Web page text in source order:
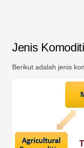
Jenis Komoditi
Berikut adalah jenis